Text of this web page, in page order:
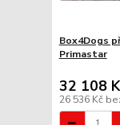
Box4Dogs
Primastar
32 108
26 536 Kč